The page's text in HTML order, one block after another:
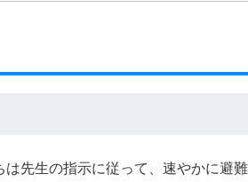
先生の指示に従って、速やかに避